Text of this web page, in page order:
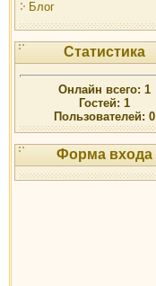
Блог
Статистика
Онлайн всего: 1
Гостей: 1
Пользователей: 0
Форма входа